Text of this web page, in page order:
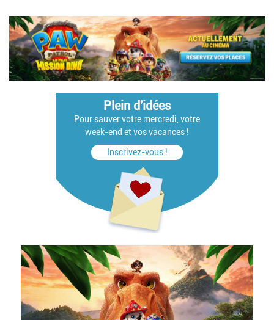
Plein d'idées
Pour sauver votre mercredi, votre
week-end et vos vacances !
Inscrivez-vous !